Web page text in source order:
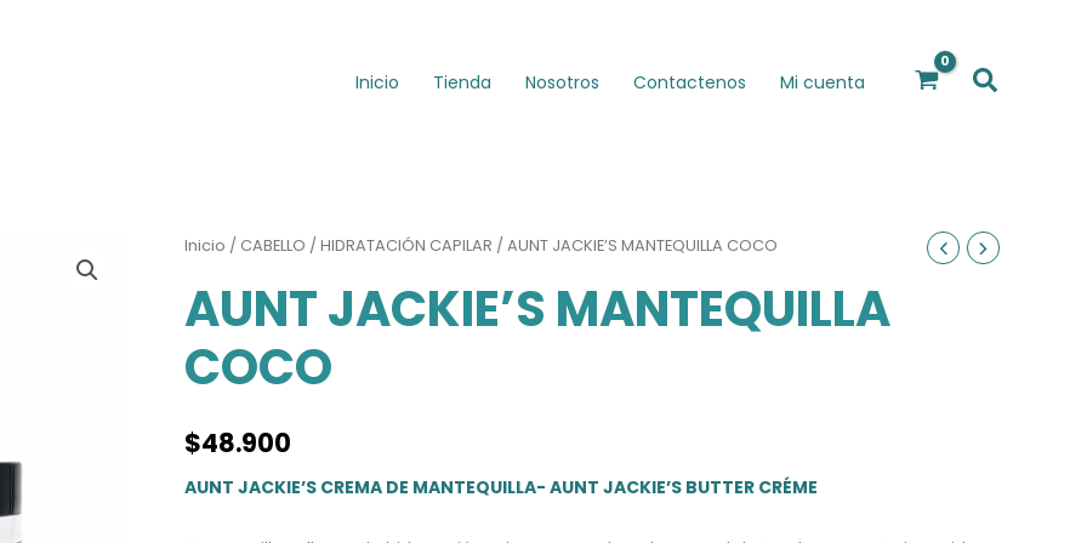
Inicio Tienda Nosotros Contactenos Mi cuenta Buscar
Inicio / CABELLO /HIDRATACIÓN CAPILAR / AUNT JACKIE’S MANTEQUILLA COCO
AUNT JACKIE’S MANTEQUILLA
COCO
$48.900
AUNT JACKIE’S CREMA DE MANTEQUILLA- AUNT JACKIE’S BUTTER CRÉME